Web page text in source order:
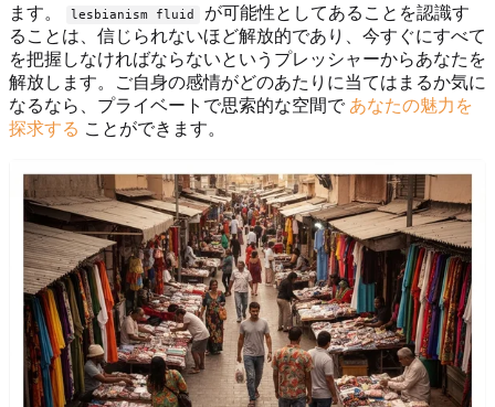
ます。 lesbianism fluid
が可能性としてあることを認識す
ることは、信じられないほど解放的であり、今すぐにすべて
を把握しなければならないというプレッシャーからあなたを
解放します。ご自身の感情がどのあたりに当てはまるか気に
なるなら、プライベートで思索的な空間で あなたの魅力を
探求する ことができます。